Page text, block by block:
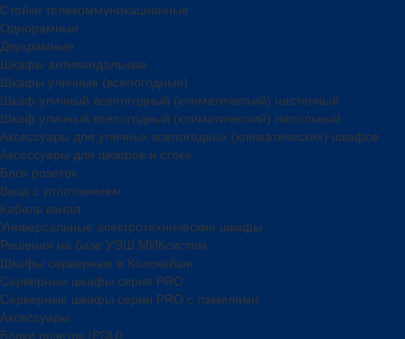
Стойки телекоммуникационные
Однорамные
Двухрамные
Шкафы антивандальные
Шкафы уличные (всепогодные)
Шкаф уличный всепогодный (климатический) настенный
Шкаф уличный всепогодный (климатический) напольный
Аксессуары для уличных всепогодных (климатических) шкафов
Аксессуары для шкафов и стоек
Блок розеток
Ввод с уплотнением
Кабель канал
Универсальные электротехнические шкафы
Решения на базе УЭШ МИКсистем
Шкафы серверные и Колокейшн
Серверные шкафы серия PRO
Серверные шкафы серии PRO с ламелями
Аксессуары
Блоки розеток (PDU)